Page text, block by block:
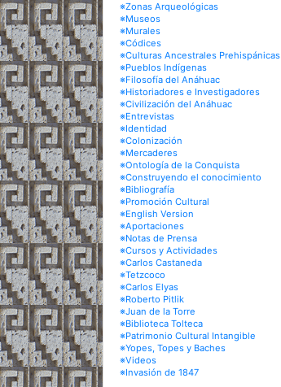
※Zonas Arqueológicas
※Museos
※Murales
※Códices
※Culturas Ancestrales Prehispánicas
※Pueblos Indígenas
※Filosofía del Anáhuac
※Historiadores e Investigadores
※Civilización del Anáhuac
※Entrevistas
※Identidad
※Colonización
※Mercaderes
※Ontología de la Conquista
※Construyendo el conocimiento
※Bibliografía
※Promoción Cultural
※English Version
※Aportaciones
※Notas de Prensa
※Cursos y Actividades
※Carlos Castaneda
※Tetzcoco
※Carlos Elyas
※Roberto Pitlik
※Juan de la Torre
※Biblioteca Tolteca
※Patrimonio Cultural Intangible
※Yopes, Topes y Baches
※Videos
※Invasión de 1847